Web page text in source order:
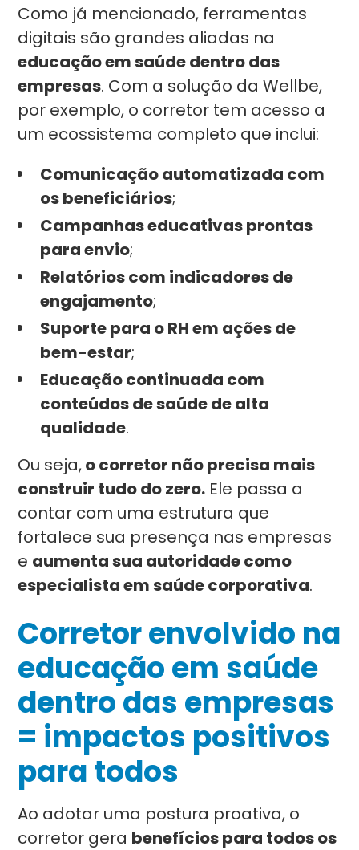
Como já mencionado, ferramentas
digitais são grandes aliadas na
educação em saúde dentro das
empresas. Com a solução da Wellbe,
por exemplo, o corretor tem acesso a
um ecossistema completo que inclui:
Comunicação automatizada com
os beneficiários;
Campanhas educativas prontas
para envio;
Relatórios com indicadores de
engajamento;
Suporte para o RH em ações de
bem-estar;
Educação continuada com
conteúdos de saúde de alta
qualidade.
Ou seja,o corretor não precisa mais
construir tudo do zero. Ele passa a
contar com uma estrutura que
fortalece sua presença nas empresas
e aumenta sua autoridade como
especialista em saúde corporativa.
Corretor envolvido na
educação em saúde
dentro das empresas
= impactos positivos
para todos
Ao adotar uma postura proativa, o
corretor gera benefícios para todos os